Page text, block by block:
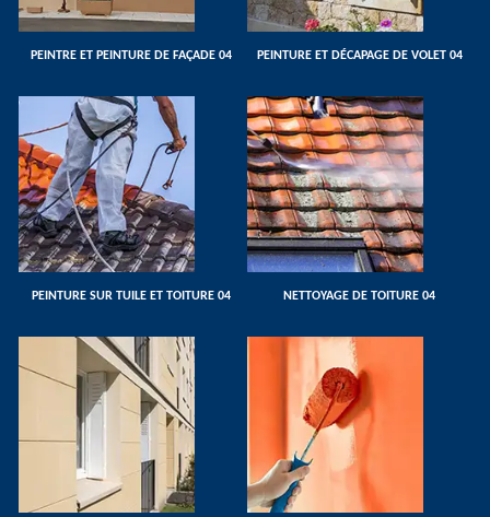
PEINTRE ET PEINTURE DE FAÇADE 04 PEINTURE ET DÉCAPAGE DE VOLET 04
PEINTURE SUR TUILE ET TOITURE 04 NETTOYAGE DE TOITURE 04